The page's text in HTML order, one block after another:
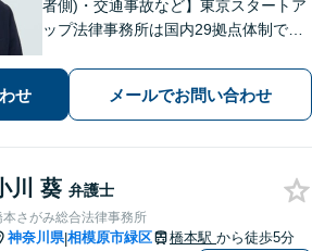
者側)・交通事故など】東京スタートア
ップ法律事務所は国内29拠点体制で全
対応(法律相談は完全予約制)】各分野で
専門性の高い弁護士が寄り添い解決を
サポートします。
せ メールでお問い合わせ
川 葵 弁護士
本さがみ総合法律事務所
神奈川県|相模原市緑区 橋本駅 から徒歩5分